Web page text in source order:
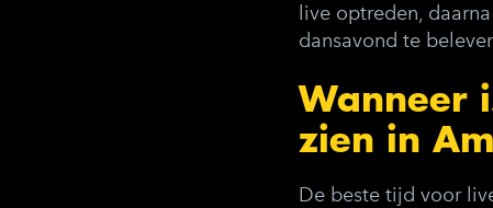
live optreden,
dansavond te
Wanneer
zien in
De beste tijd voor